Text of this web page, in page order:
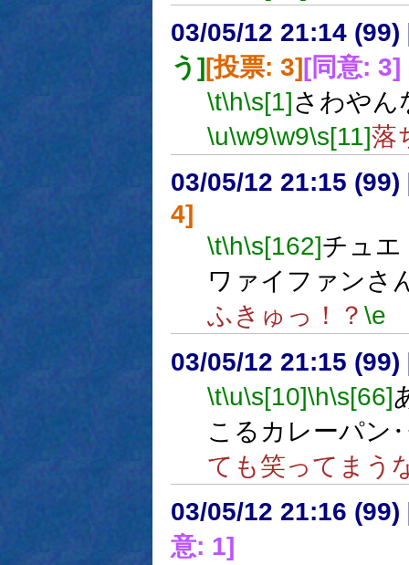
03/05/12 21:14 (99)
う][投票: 3][同意: 3]
\t\h\s[1]さわやん
\u\w9\w9\s[11]落
03/05/12 21:15 (99)
4]
\t\h\s[162]チュ
ワァイファンさ
ふきゅっ！？ \e
03/05/12 21:15 (99)
\t\u\s[10]\h\s[66]
こるカレーパン
ても笑ってまう
03/05/12 21:16 (99)
意: 1]